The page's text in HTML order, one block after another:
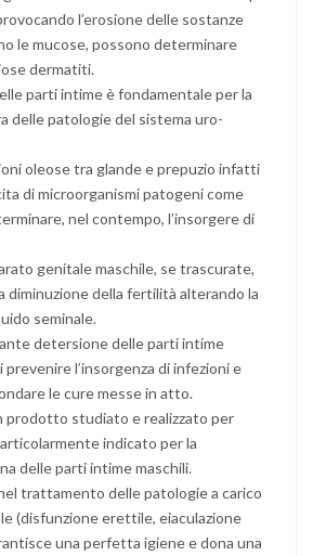
l’erosione delle sostanze
le mucose, possono determinare
dermatiti.
parti intime è fondamentale per la
delle patologie del sistema uro-
oleose tra glande e prepuzio infatti
di microorganismi patogeni come
nel contempo, l’insorgere di
genitale maschile, se trascurate,
diminuzione della fertilità alterando la
seminale.
detersione delle parti intime
l’insorgenza di infezioni e
le cure messe in atto.
prodotto studiato e realizzato per
indicato per la
delle parti intime maschili.
trattamento delle patologie a carico
(disfunzione erettile, eiaculazione
una perfetta igiene e dona una